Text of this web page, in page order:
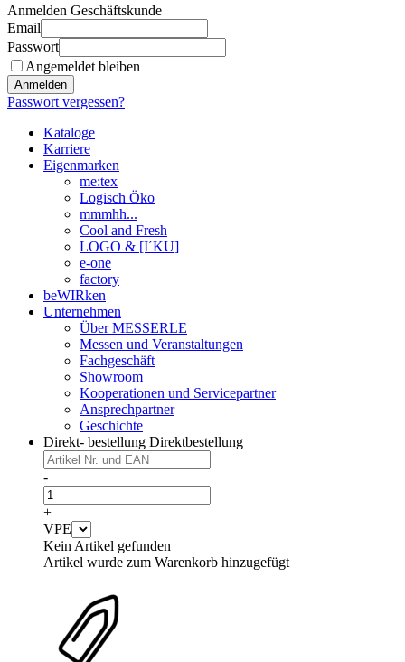
Anmelden Geschäftskunde
Email
Passwort
Angemeldet bleiben
Anmelden
Passwort vergessen?
Kataloge
Karriere
Eigenmarken
me:tex
Logisch Öko
mmmhh...
Cool and Fresh
LOGO & [I´KU]
e-one
factory
beWIRken
Unternehmen
Über MESSERLE
Messen und Veranstaltungen
Fachgeschäft
Showroom
Kooperationen und Servicepartner
Ansprechpartner
Geschichte
Direkt- bestellung Direktbestellung
-
+
VPE
Kein Artikel gefunden
Artikel wurde zum Warenkorb hinzugefügt